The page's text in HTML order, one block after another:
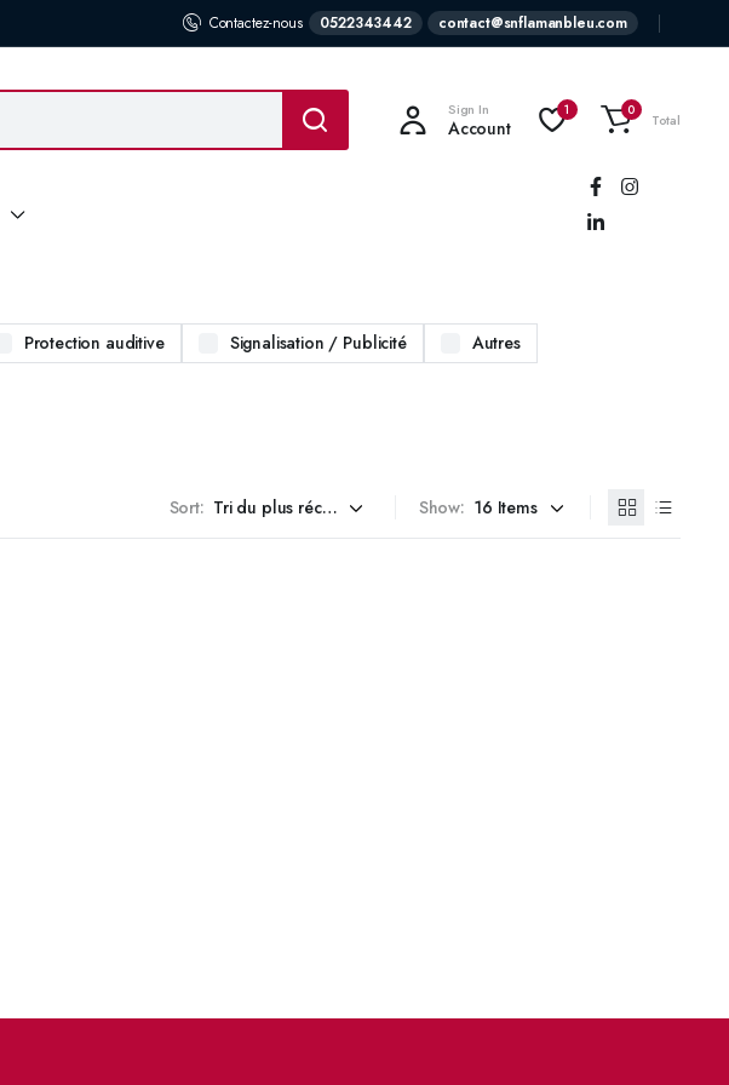
Contactez-nous 0522343442 contact@snflamanbleu.com
Sign In
Account
1 0
Total
Protection auditive Signalisation / Publicité
Autres
Sort: Show: